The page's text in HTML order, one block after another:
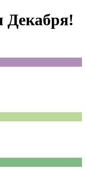
Декабря!